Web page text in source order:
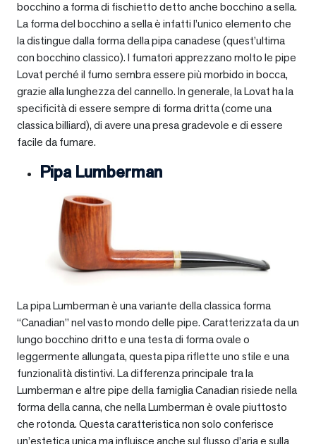
bocchino a forma di fischietto detto anche bocchino a sella.
La forma del bocchino a sella è infatti l’unico elemento che
la distingue dalla forma della pipa canadese (quest’ultima
con bocchino classico). I fumatori apprezzano molto le pipe
Lovat perché il fumo sembra essere più morbido in bocca,
grazie alla lunghezza del cannello. In generale, la Lovat ha la
specificità di essere sempre di forma dritta (come una
classica billiard), di avere una presa gradevole e di essere
facile da fumare.
Pipa Lumberman
La pipa Lumberman è una variante della classica forma
“Canadian” nel vasto mondo delle pipe. Caratterizzata da un
lungo bocchino dritto e una testa di forma ovale o
leggermente allungata, questa pipa riflette uno stile e una
funzionalità distintivi. La differenza principale tra la
Lumberman e altre pipe della famiglia Canadian risiede nella
forma della canna, che nella Lumberman è ovale piuttosto
che rotonda. Questa caratteristica non solo conferisce
un’estetica unica ma influisce anche sul flusso d’aria e sulla